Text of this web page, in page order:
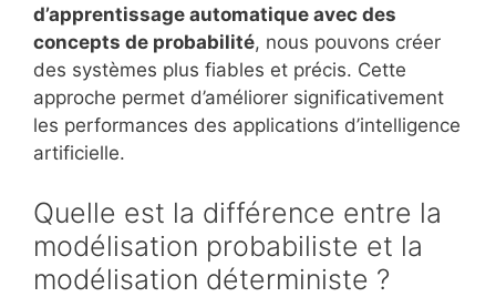
d’apprentissage automatique avec des
concepts de probabilité, nous pouvons créer
des systèmes plus fiables et précis. Cette
approche permet d’améliorer significativement
les performances des applications d’intelligence
artificielle.
Quelle est la différence entre la
modélisation probabiliste et la
modélisation déterministe ?